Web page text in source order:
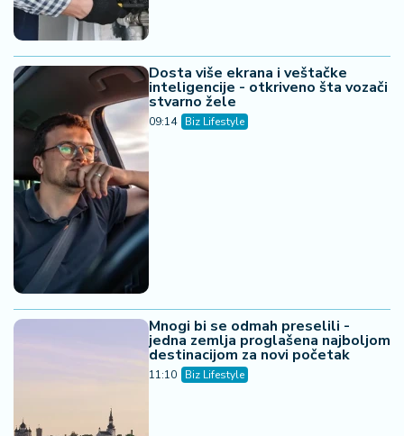
Dosta više ekrana i veštačke
inteligencije - otkriveno šta vozači
stvarno žele
09:14 Biz Lifestyle
Mnogi bi se odmah preselili -
jedna zemlja proglašena najboljom
destinacijom za novi početak
11:10 Biz Lifestyle